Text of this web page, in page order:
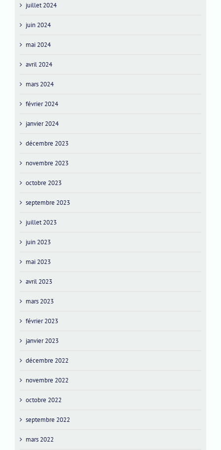
juillet 2024
juin 2024
mai 2024
avril 2024
mars 2024
février 2024
janvier 2024
décembre 2023
novembre 2023
octobre 2023
septembre 2023
juillet 2023
juin 2023
mai 2023
avril 2023
mars 2023
février 2023
janvier 2023
décembre 2022
novembre 2022
octobre 2022
septembre 2022
mars 2022